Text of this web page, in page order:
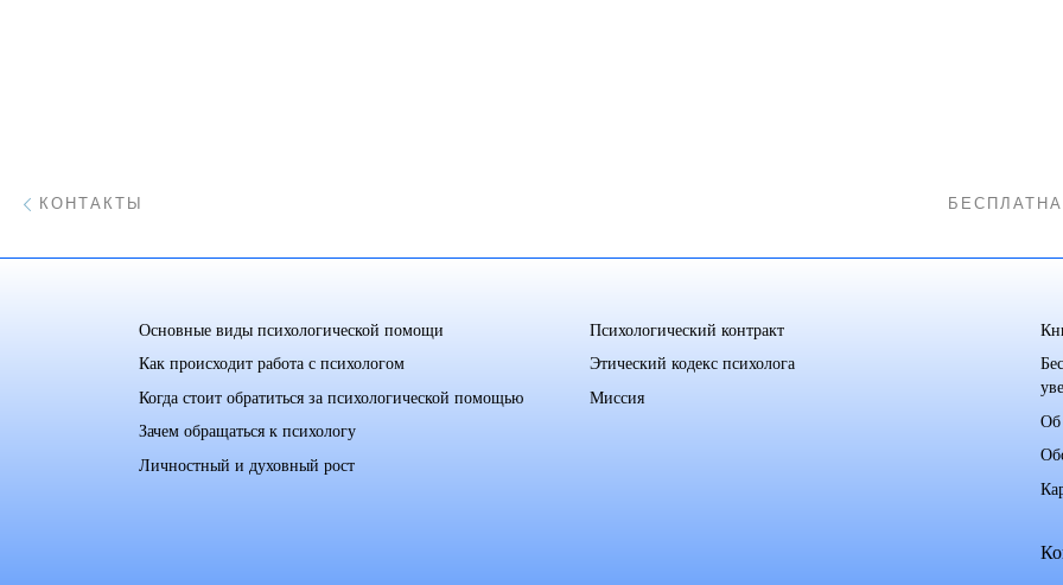
Навигация
КОНТАКТЫ
Основные виды психологической помощи
Как происходит работа с психологом
Когда стоит обратиться за психологической помощью
Зачем обращаться к психологу
Личностный и духовный рост
Психологический контракт
Этический кодекс психолога
Миссия
Об